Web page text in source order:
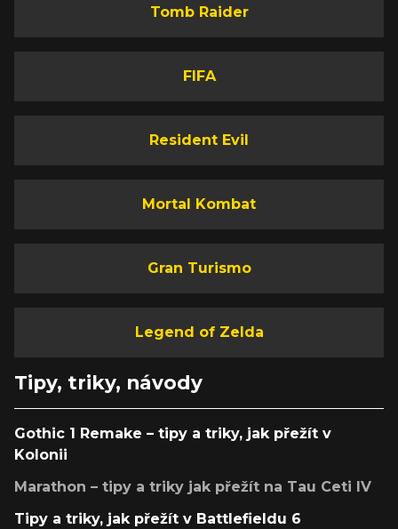
Tomb Raider
FIFA
Resident Evil
Mortal Kombat
Gran Turismo
Legend of Zelda
Tipy, triky, návody
Gothic 1 Remake – tipy a triky, jak přežít v
Kolonii
Marathon – tipy a triky jak přežít na Tau Ceti IV
Tipy a triky, jak přežít v Battlefieldu 6